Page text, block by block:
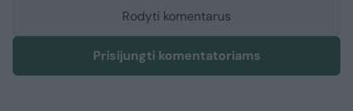
Rodyti komentarus
Prisijungti komentatoriams